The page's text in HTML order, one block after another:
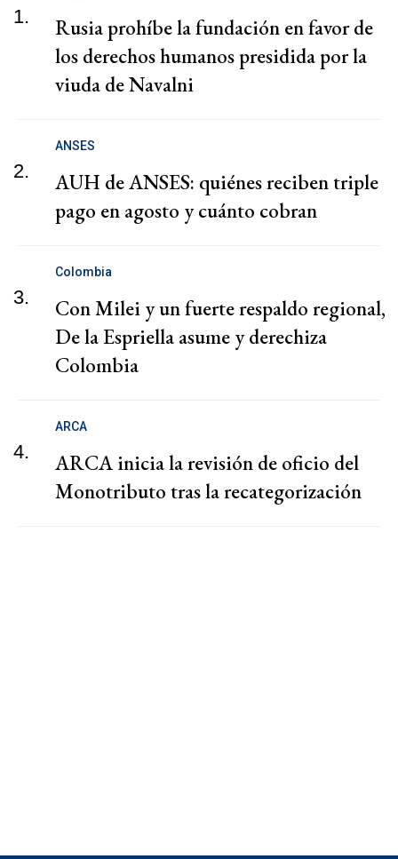
1.
Rusia prohíbe la fundación en favor de
los derechos humanos presidida por la
viuda de Navalni
2.
ANSES
AUH de ANSES: quiénes reciben triple
pago en agosto y cuánto cobran
3.
Colombia
Con Milei y un fuerte respaldo regional,
De la Espriella asume y derechiza
Colombia
4.
ARCA
ARCA inicia la revisión de oficio del
Monotributo tras la recategorización